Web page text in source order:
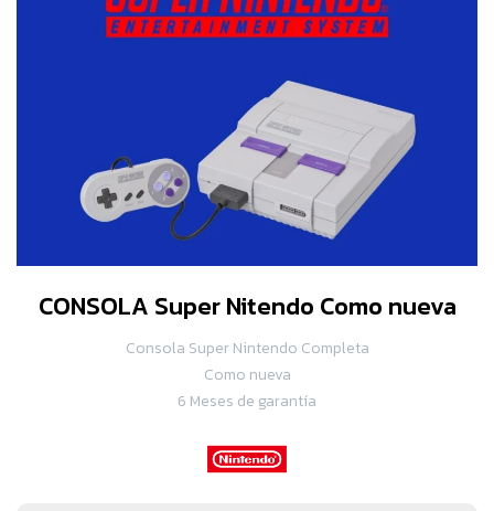
CONSOLA Super Nitendo Como nueva
Consola Super Nintendo Completa
Como nueva
6 Meses de garantía